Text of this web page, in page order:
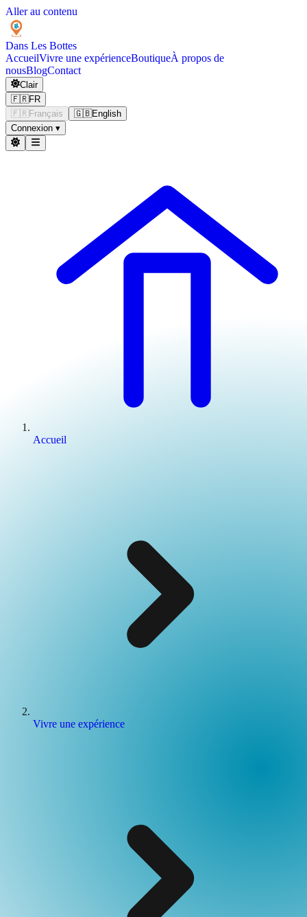
Aller au contenu
Dans Les Bottes
AccueilVivre une expérienceBoutiqueÀ propos de
nousBlogContact
Clair
🇫🇷FR
🇫🇷 Français 🇬🇧English
Connexion ▾
Accueil
Vivre une expérience